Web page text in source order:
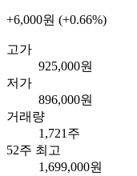
+6,000원 (+0.66%)
고가
925,000원
저가
896,000원
거래량
1,721주
52주 최고
1,699,000원